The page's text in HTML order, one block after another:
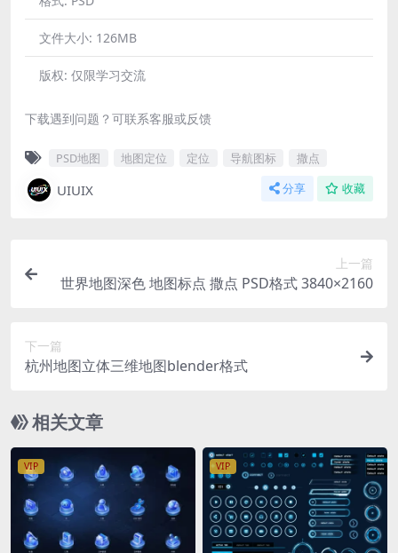
文件大小: 126MB
版权: 仅限学习交流
下载遇到问题？可联系客服或反馈
PSD地图 地图定位 定位 导航图标 撒点
UIUIX 分享 收藏
上一篇
世界地图深色 地图标点 撒点 PSD格式 3840×2160
下一篇
杭州地图立体三维地图blender格式
相关文章
VIP VIP